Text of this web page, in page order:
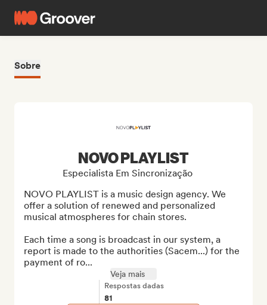
Sobre
NOVO PLAYLIST
Especialista Em Sincronização
NOVO PLAYLIST is a music design agency. We
offer a solution of renewed and personalized
musical atmospheres for chain stores.
Each time a song is broadcast in our system, a
report is made to the authorities (Sacem...) for the
payment of ro...
Veja mais
Respostas dadas
81